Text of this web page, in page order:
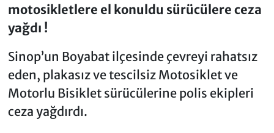
motosikletlere el konuldu sürücülere ceza
yağdı !
Sinop’un Boyabat ilçesinde çevreyi rahatsız
eden, plakasız ve tescilsiz Motosiklet ve
Motorlu Bisiklet sürücülerine polis ekipleri
ceza yağdırdı.